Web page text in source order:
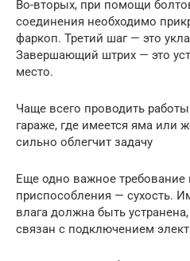
Во-вторых, при помощи
соединения необходимо
фаркоп. Третий шаг — это
Завершающий штрих — это
место.
Чаще всего проводить
гараже, где имеется яма или
сильно облегчит задачу
Еще одно важное требование
приспособления — сухость.
влага должна быть
связан с подключением